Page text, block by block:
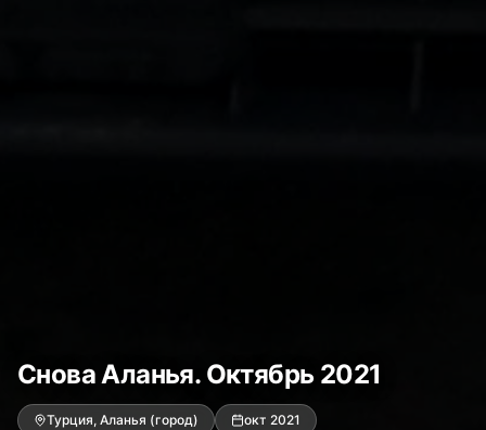
Снова Аланья. Октябрь 2021
Турция, Аланья (город) окт 2021